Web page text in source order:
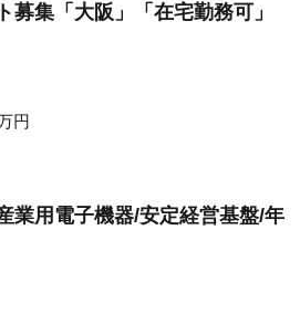
募集「大阪」「在宅勤務可」
円
業用電子機器/安定経営基盤/年